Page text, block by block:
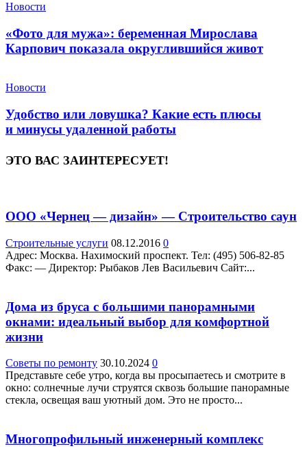
Новости
«Фото для мужа»: беременная Мирослава
Карпович показала округлившийся живот
Новости
Удобство или ловушка? Какие есть плюсы
и минусы удаленной работы
ЭТО ВАС ЗАИНТЕРЕСУЕТ!
ООО «Чернец — дизайн» — Строительство саун
Строительные услуги 08.12.2016 0
Адрес: Москва. Нахимоский проспект. Teл: (495) 506-82-85
Факс: — Директор: Рыбаков Лев Васильевич Сайт:...
Дома из бруса с большими панорамными
окнами: идеальный выбор для комфортной
жизни
Советы по ремонту 30.10.2024 0
Представьте себе утро, когда вы просыпаетесь и смотрите в
окно: солнечные лучи струятся сквозь большие панорамные
стекла, освещая ваш уютный дом. Это не просто...
Многопрофильный инженерный комплекс